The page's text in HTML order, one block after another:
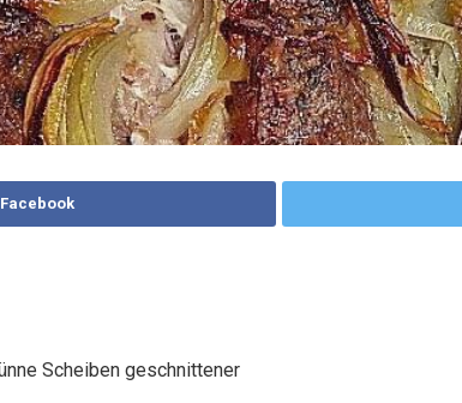
Scheiben geschnittener